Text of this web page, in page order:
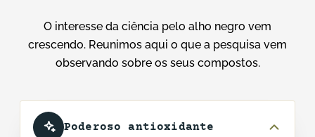
O interesse da ciência pelo alho negro vem
crescendo. Reunimos aqui o que a pesquisa vem
observando sobre os seus compostos.
Poderoso antioxidante